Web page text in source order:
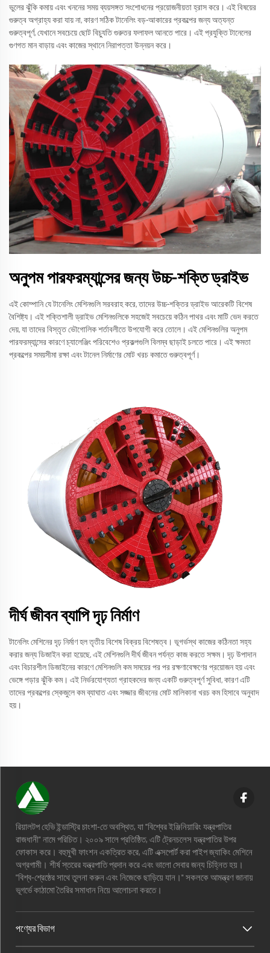
ভুলের ঝুঁকি কমায় এবং খননের সময় ব্যয়সঙ্গত সংশোধনের প্রয়োজনীয়তা হ্রাস করে। এই বিষয়ের
গুরুত্ব অগ্রাহ্য করা যায় না, কারণ সঠিক টানেলিং বড়-আকারের প্রকল্পের জন্য অত্যন্ত
গুরুত্বপূর্ণ, যেখানে সবচেয়ে ছোট বিচ্যুতি গুরুতর ফলাফল আনতে পারে। এই প্রযুক্তি টানেলের
গুণগত মান বাড়ায় এবং কাজের স্থানে নিরাপত্তা উন্নয়ন করে।
অনুপম পারফরম্যান্সের জন্য উচ্চ-শক্তি ড্রাইভ
এই কোম্পানি যে টানেলিং মেশিনগুলি সরবরাহ করে, তাদের উচ্চ-শক্তির ড্রাইভ আরেকটি বিশেষ
বৈশিষ্ট্য। এই শক্তিশালী ড্রাইভ মেশিনগুলিকে সহজেই সবচেয়ে কঠিন পাথর এবং মাটি ভেদ করতে
দেয়, যা তাদের বিস্তৃত ভৌগোলিক শর্তাবলীতে উপযোগী করে তোলে। এই মেশিনগুলির অনুপম
পারফরম্যান্সের কারণে চ্যালেঞ্জিং পরিবেশেও প্রকল্পগুলি বিলম্ব ছাড়াই চলতে পারে। এই ক্ষমতা
প্রকল্পের সময়সীমা রক্ষা এবং টানেল নির্মাণের মোট খরচ কমাতে গুরুত্বপূর্ণ।
দীর্ঘ জীবন ব্যাপি দৃঢ় নির্মাণ
টানেলিং মেশিনের দৃঢ় নির্মাণ হল তৃতীয় বিশেষ বিক্রয় বিশেষত্ব। ভূগর্ভস্থ কাজের কঠিনতা সহ্য
করার জন্য ডিজাইন করা হয়েছে, এই মেশিনগুলি দীর্ঘ জীবন পর্যন্ত কাজ করতে সক্ষম। দৃঢ় উপাদান
এবং বিচারশীল ডিজাইনের কারণে মেশিনগুলি কম সময়ের পর পর রক্ষণাবেক্ষণের প্রয়োজন হয় এবং
ভেঙ্গে পড়ার ঝুঁকি কম। এই নির্ভরযোগ্যতা গ্রাহকদের জন্য একটি গুরুত্বপূর্ণ সুবিধা, কারণ এটি
তাদের প্রকল্পের স্কেজুলে কম ব্যাঘাত এবং সজ্জার জীবনের মোট মালিকানা খরচ কম হিসাবে অনুবাদ
হয়।
রিয়ালটপ হেভি ইন্ডাস্ট্রি চাংশা-তে অবস্থিত, যা "বিশ্বের ইঞ্জিনিয়ারিং যন্ত্রপাতির
রাজধানী" নামে পরিচিত। ২০০৯ সালে প্রতিষ্ঠিত, এটি ট্রেনচলেস যন্ত্রপাতির উপর
ফোকাস করে। বহুমুখী ফাংশন একত্রিত করে, এটি এক্সপোর্ট করা পাইপ জ্যাকিং মেশিনে
অগ্রগামী। শীর্ষ স্তরের যন্ত্রপাতি প্রদান করে এবং ভালো সেবার জন্য চিহ্নিত হয়।
"বিশ্ব-শ্রেষ্ঠের সাথে তুলনা করুন এবং নিজেকে ছাড়িয়ে যান।" সকলকে আমন্ত্রণ জানায়
ভূগর্ভে কাঠামো তৈরির সমাধান নিয়ে আলোচনা করতে।
পণ্যের বিভাগ